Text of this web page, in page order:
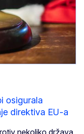
osigurala
direktiva EU-a